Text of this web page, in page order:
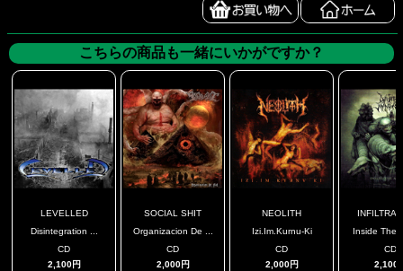
こちらの商品も一緒にいかがですか？
LEVELLED
Disintegration ...
CD
2,100円
SOCIAL SHIT
Organizacion De ...
CD
2,000円
NEOLITH
Izi.Im.Kurnu-Ki
CD
2,000円
Inside The
CD
2,100